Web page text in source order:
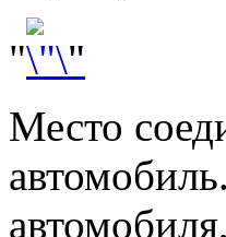
"
"
Место